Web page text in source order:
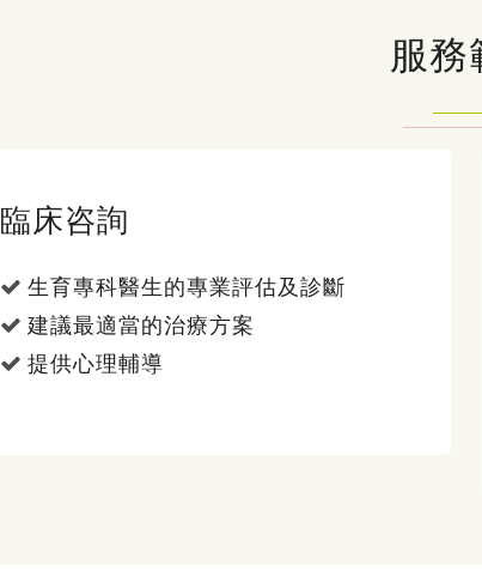
服務
臨床咨詢
生育專科醫生的專業評估及診斷
建議最適當的治療方案
提供心理輔導